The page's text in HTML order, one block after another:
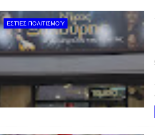
ΕΣΤΊΕΣ ΠΟΛΙΤΙΣΜΟΎ